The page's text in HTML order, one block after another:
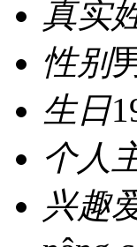
真实
性别
生日
个人
兴趣